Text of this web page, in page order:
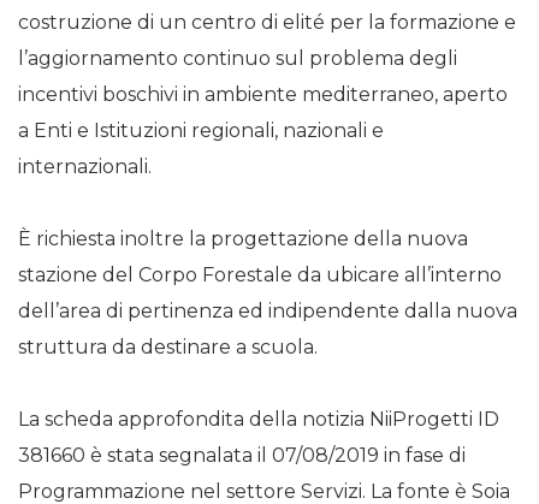
costruzione di un centro di elité per la formazione e
l’aggiornamento continuo sul problema degli
incentivi boschivi in ambiente mediterraneo, aperto
a Enti e Istituzioni regionali, nazionali e
internazionali.
È richiesta inoltre la progettazione della nuova
stazione del Corpo Forestale da ubicare all’interno
dell’area di pertinenza ed indipendente dalla nuova
struttura da destinare a scuola.
La scheda approfondita della notizia NiiProgetti ID
381660 è stata segnalata il 07/08/2019 in fase di
Programmazione nel settore Servizi. La fonte è Soia